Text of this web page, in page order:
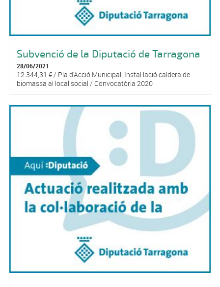
Subvenció de la Diputació de Tarragona
28/06/2021
12.344,31 € / Pla d'Acció Municipal: Instal·lació caldera de
biomassa al local social / Convocatòria 2020